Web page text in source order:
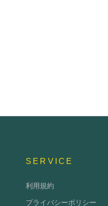
SERVICE
利用規約
プライバシーポリシー